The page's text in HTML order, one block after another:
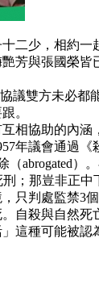
二少，相約
與張國榮
議雙方未必
。
相協助的內
議會通過
abrogated
；那豈非正
判處監禁3
自殺與自然
這種可能被